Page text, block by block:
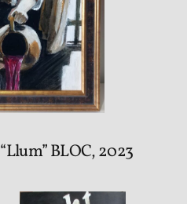
BLOC, 2023